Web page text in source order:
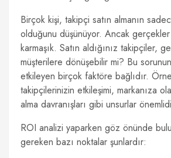
Birçok kişi, takipçi satın almanın
olduğunu düşünüyor. Ancak
karmaşık. Satın aldığınız takipçiler,
müşterilere dönüşebilir mi? Bu
etkileyen birçok faktöre bağlıdır.
takipçilerinizin etkileşimi, markanıza
alma davranışları gibi unsurlar
ROI analizi yaparken göz önünde
gereken bazı noktalar şunlardır: